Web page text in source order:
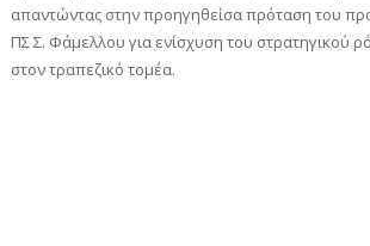
απαντώντας στην προηγηθείσα πρόταση του
ΠΣ Σ. Φάμελλου για ενίσχυση του στρατηγικού
στον τραπεζικό τομέα.